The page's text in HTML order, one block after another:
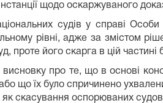
щодо оскаржуваного
судів у справі Особи
рівні, адже за змістом
проте його скарга в цій
про те, що в основі
що їх було спричинено
скасування оспорюваних